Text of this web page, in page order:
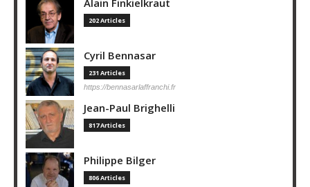
Alain Finkielkraut
202 Articles
Cyril Bennasar
231 Articles
https://bennasarlaffranchi.fr
Jean-Paul Brighelli
817 Articles
Philippe Bilger
806 Articles